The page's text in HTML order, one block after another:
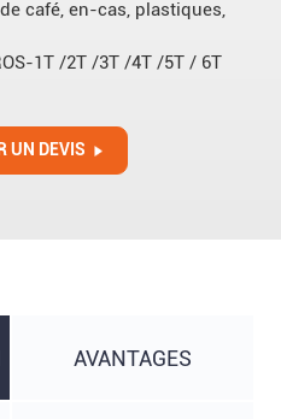
café, en-cas, plastiques,
1T /2T /3T /4T /5T / 6T
UN DEVIS
AVANTAGES